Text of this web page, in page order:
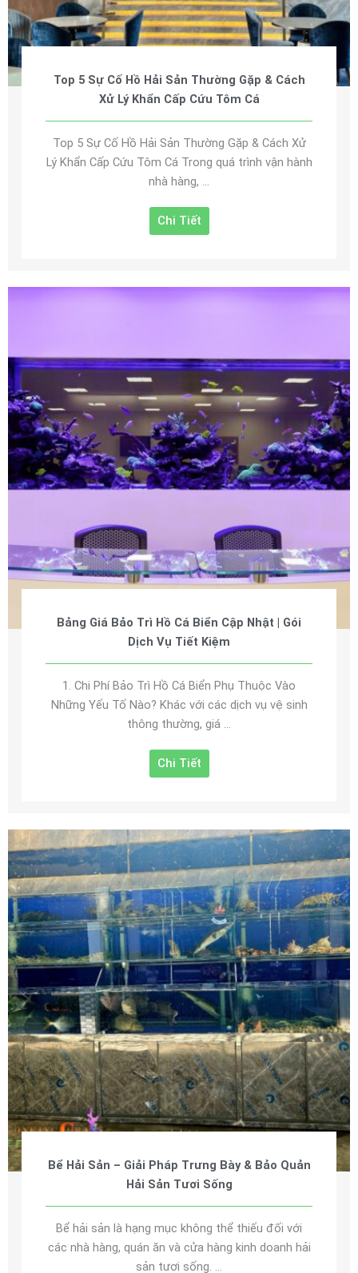
Top 5 Sự Cố Hồ Hải Sản Thường Gặp & Cách
Xử Lý Khẩn Cấp Cứu Tôm Cá
Top 5 Sự Cố Hồ Hải Sản Thường Gặp & Cách Xử
Lý Khẩn Cấp Cứu Tôm Cá Trong quá trình vận hành
nhà hàng, ...
Chi Tiết
Bảng Giá Bảo Trì Hồ Cá Biển Cập Nhật | Gói
Dịch Vụ Tiết Kiệm
1. Chi Phí Bảo Trì Hồ Cá Biển Phụ Thuộc Vào
Những Yếu Tố Nào? Khác với các dịch vụ vệ sinh
thông thường, giá ...
Chi Tiết
Bể Hải Sản – Giải Pháp Trưng Bày & Bảo Quản
Hải Sản Tươi Sống
Bể hải sản là hạng mục không thể thiếu đối với
các nhà hàng, quán ăn và cửa hàng kinh doanh hải
sản tươi sống. ...